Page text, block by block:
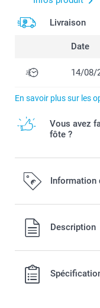
Livraison
Date
14/08/
En savoir plus sur les
Vous avez
fôte ?
Information
Tous les prix sont
port.
Description